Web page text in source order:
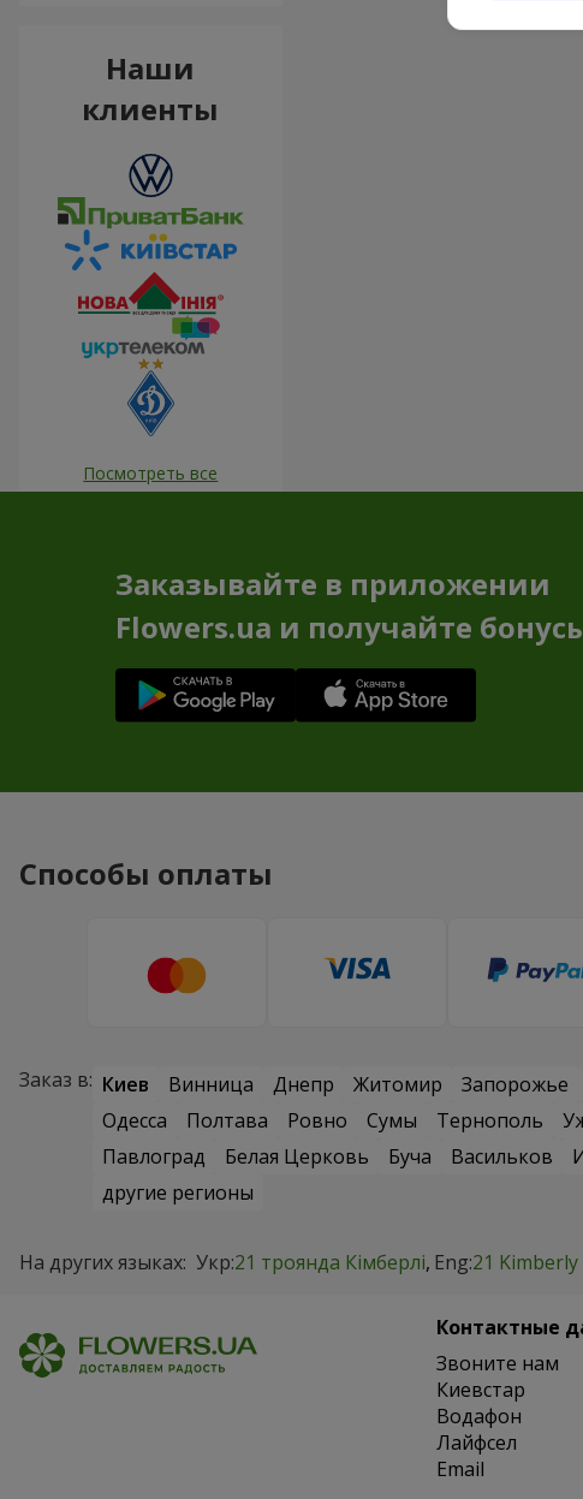
Наши
клиенты
Посмотреть все
Заказывайте в приложении
Flowers.ua и получайте
Способы оплаты
Заказ в: Киев Винница Днепр Житомир Запорожье
Одесса
Полтава Ровно Сумы Тернополь
Павлоград
Белая Церковь Буча Васильков
другие регионы
На других языках: Укр:21 троянда Кімберлі Eng:21
Контактные
Звоните нам
Киевстар
Водафон
Лайфсел
Email